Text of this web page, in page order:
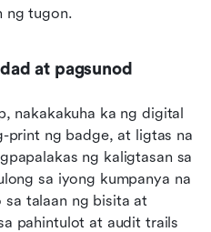
ng tugon.
at pagsunod
nakakakuha ka ng digital
print ng badge, at ligtas na
ng kaligtasan sa
sa iyong kumpanya na
sa talaan ng bisita at
pahintulot at audit trails